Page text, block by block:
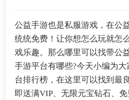
公益手游也是私服游戏，在公
统统免费！让你想怎么玩就怎
戏乐趣。那么哪里可以找带公
手游平台有哪些?今天小编为
台排行榜，在这里可以找到最
即送满VIP、无限元宝钻石、